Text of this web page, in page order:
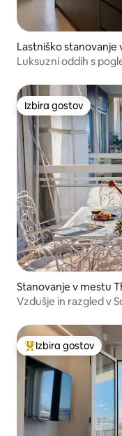
Lastniško stanovanje
Luksuzni oddih s
Izbira gostov
Izbira gostov
Stanovanje v mestu
Vzdušje in razgled v
Najbolj priljubljena
Izbira gostov